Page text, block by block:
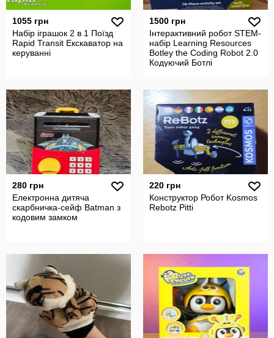
1055 грн
Набір іграшок 2 в 1 Поїзд
Rapid Transit Екскаватор на
керуванні
1500 грн
Інтерактивний робот STEM-
набір Learning Resources
Botley the Coding Robot 2.0
Кодуючий Ботлі
280 грн
Електронна дитяча
скарбничка-сейф Batman з
кодовим замком
220 грн
Конструктор Робот Kosmos
Rebotz Pitti